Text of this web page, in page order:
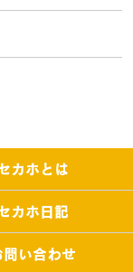
カホとは
カホ日記
問い合わせ